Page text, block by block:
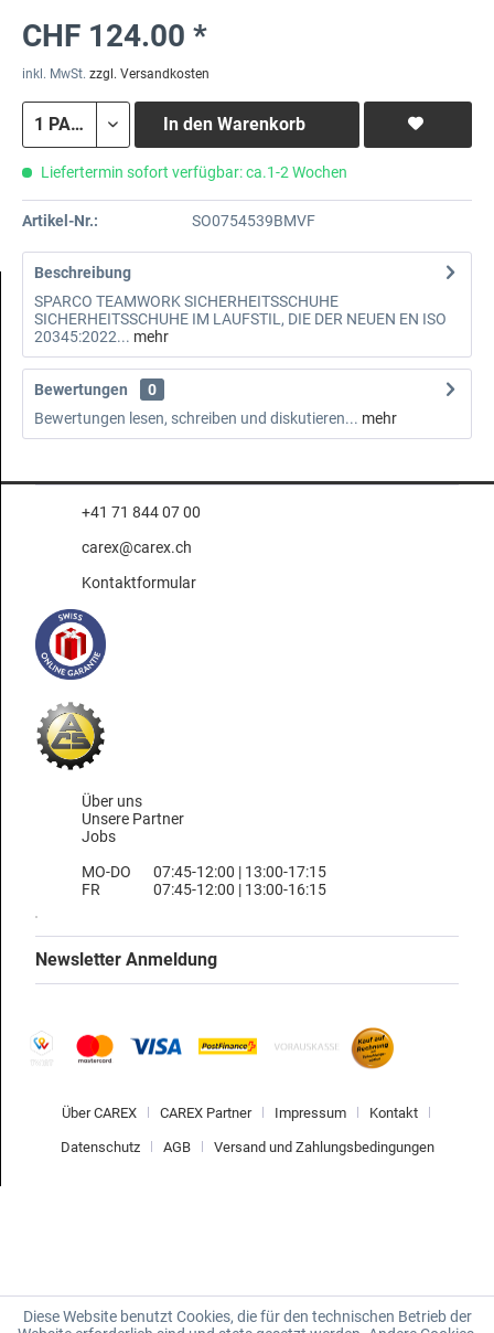
CHF 124.00 *
inkl. MwSt. zzgl. Versandkosten
In den Warenkorb
Liefertermin sofort verfügbar: ca.1-2 Wochen
Artikel-Nr.: SO0754539BMVF
Beschreibung
SPARCO TEAMWORK SICHERHEITSSCHUHE
SICHERHEITSSCHUHE IM LAUFSTIL, DIE DER NEUEN EN ISO
20345:2022... mehr
Bewertungen
0
Bewertungen lesen, schreiben und diskutieren... mehr
+41 71 844 07 00
carex@carex.ch
Kontaktformular
Über uns
Unsere Partner
Jobs
MO-DO
FR
07:45-12:00 | 13:00-17:15
07:45-12:00 | 13:00-16:15
Newsletter Anmeldung
Über CAREX CAREX Partner Impressum Kontakt
Datenschutz AGB Versand und Zahlungsbedingungen
Diese Website benutzt Cookies, die für den technischen Betrieb der